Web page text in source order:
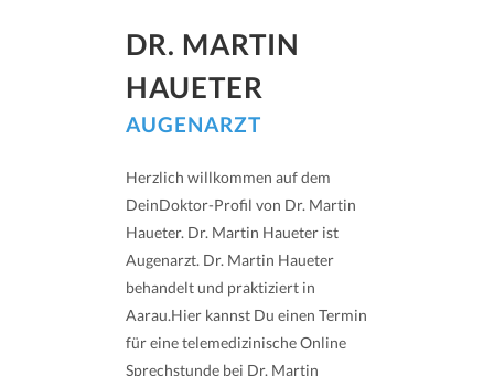
DR. MARTIN
HAUETER
AUGENARZT
Herzlich willkommen auf dem
DeinDoktor-Profil von Dr. Martin
Haueter. Dr. Martin Haueter ist
Augenarzt. Dr. Martin Haueter
behandelt und praktiziert in
Aarau.Hier kannst Du einen Termin
für eine telemedizinische Online
Sprechstunde bei Dr. Martin